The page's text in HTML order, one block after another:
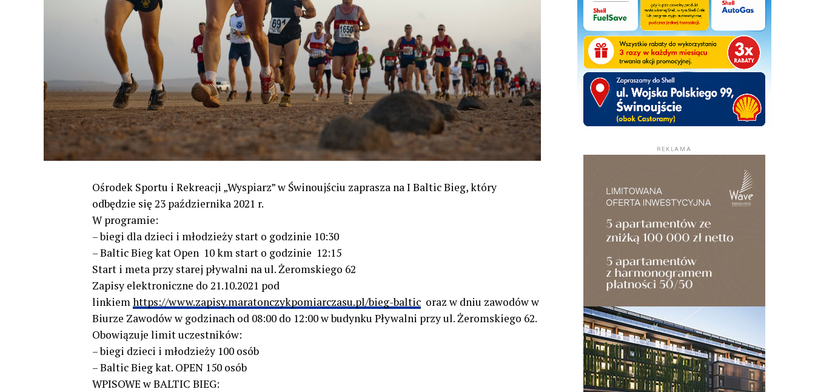
Ośrodek Sportu i Rekreacji „Wyspiarz” w Świnoujściu zaprasza na I Baltic Bieg, który
odbędzie się 23 października 2021 r.
W programie:
– biegi dla dzieci i młodzieży start o godzinie 10:30
– Baltic Bieg kat Open 10 km start o godzinie 12:15
Start i meta przy starej pływalni na ul. Żeromskiego 62
Zapisy elektroniczne do 21.10.2021 pod
linkiem https://www.zapisy.maratonczykpomiarczasu.pl/bieg-baltic oraz w dniu zawodów w
Biurze Zawodów w godzinach od 08:00 do 12:00 w budynku Pływalni przy ul. Żeromskiego 62.
Obowiązuje limit uczestników:
– biegi dzieci i młodzieży 100 osób
– Baltic Bieg kat. OPEN 150 osób
WPISOWE w BALTIC BIEG:
REKLAMA